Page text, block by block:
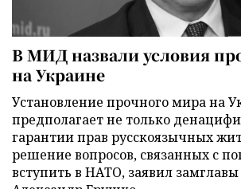
В МИД назвали условия
на Украине
Установление прочного мира на
предполагает не только
гарантии прав русскоязычных
решение вопросов, связанных с
вступить в НАТО, заявил